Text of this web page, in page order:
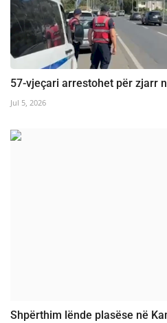
57-vjeçari arrestohet për zjarr
Jul 5, 2026
Shpërthim lënde plasëse në